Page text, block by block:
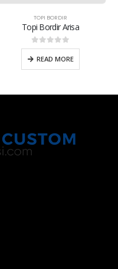
TOPI BORDIR
Topi Bordir Arisa
0out of 5
READ MORE